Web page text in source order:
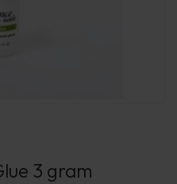
3 gram